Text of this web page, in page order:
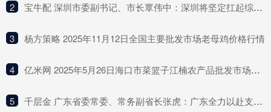
2 ​宝牛配 深圳市委副书记、市长覃伟中：深圳将坚定扛起综合改革试点主体责任
3 ​杨方策略 2025年11月12日全国主要批发市场老母鸡价格行情
4 ​亿米网 2025年5月26日海口市菜篮子江楠农产品批发市场有限公司价格行情
5 ​千层金 广东省委常委、常务副省长张虎：广东全力以赴支持深圳的改革探索